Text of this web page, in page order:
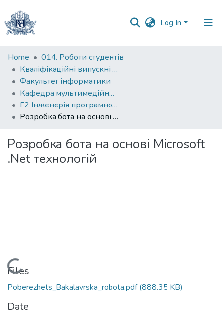
Log In
Communities
&
Collections
All of DSpace
Home
014. Роботи студентів
Кваліфікаційні випускні роботи здобувачів вищої освіти бакалаврських програм
Факультет інформатики
Кафедра мультимедійних систем
F2 Інженерія програмного забезпечення
Розробка бота на основі Microsoft .Net технологій
Розробка бота на основі Microsoft
.Net технологій
Loading...
Files
Poberezhets_Bakalavrska_robota.pdf(888.35 KB)
Date